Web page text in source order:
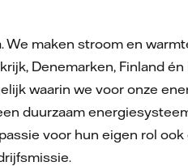
maken stroom en
Denemarken, Finland
waarin we voor onze
duurzaam
voor hun eigen rol